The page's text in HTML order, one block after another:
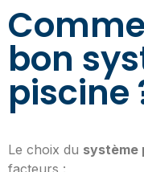
bon
piscine
Le choix du système
facteurs :